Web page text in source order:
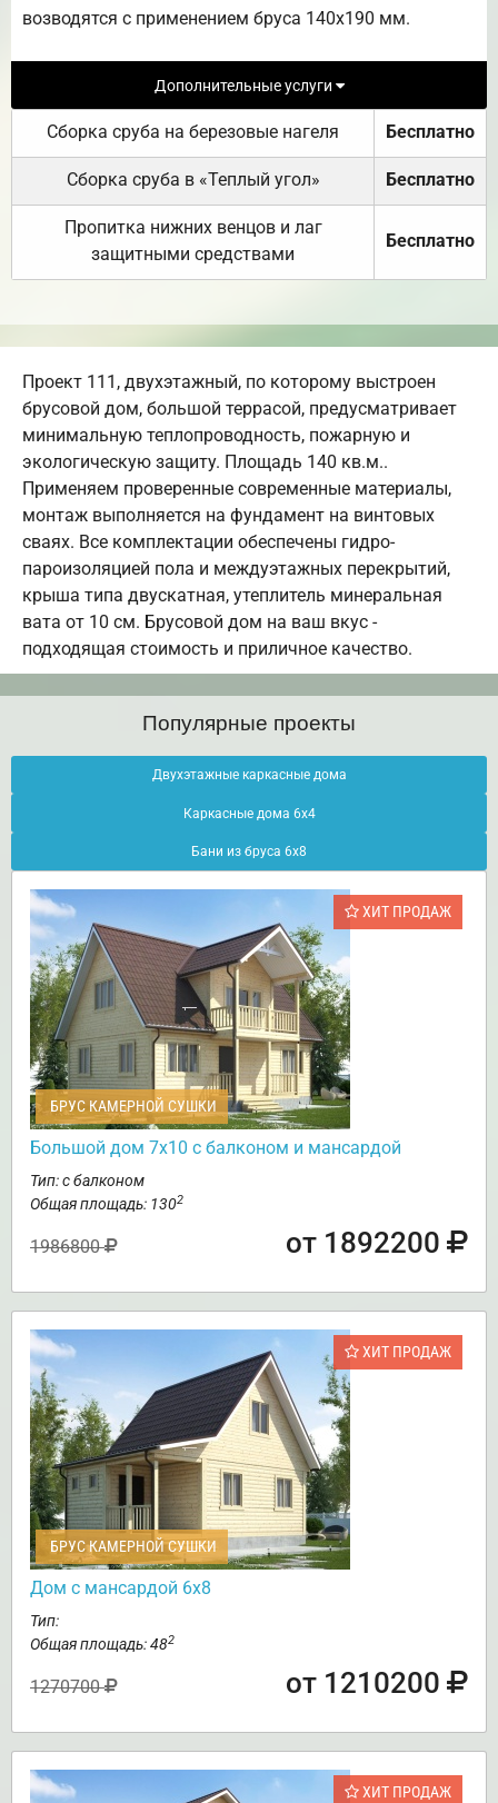
возводятся с применением бруса 140х190 мм.
Дополнительные услуги
Сборка сруба на березовые нагеля Бесплатно
Сборка сруба в «Теплый угол» Бесплатно
Пропитка нижних венцов и лаг
защитными средствами
Бесплатно
Проект 111, двухэтажный, по которому выстроен
брусовой дом, большой террасой, предусматривает
минимальную теплопроводность, пожарную и
экологическую защиту. Площадь 140 кв.м..
Применяем проверенные современные материалы,
монтаж выполняется на фундамент на винтовых
сваях. Все комплектации обеспечены гидро-
пароизоляцией пола и междуэтажных перекрытий,
крыша типа двускатная, утеплитель минеральная
вата от 10 см. Брусовой дом на ваш вкус -
подходящая стоимость и приличное качество.
Популярные проекты
Двухэтажные каркасные дома
Каркасные дома 6х4
Бани из бруса 6х8
ХИТ ПРОДАЖ
БРУС КАМЕРНОЙ СУШКИ
Большой дом 7х10 с балконом и мансардой
Тип: с балконом
Общая площадь: 1302
1986800 от 1892200
ХИТ ПРОДАЖ
БРУС КАМЕРНОЙ СУШКИ
Дом с мансардой 6х8
Тип:
Общая площадь: 482
1270700 от 1210200
ХИТ ПРОДАЖ